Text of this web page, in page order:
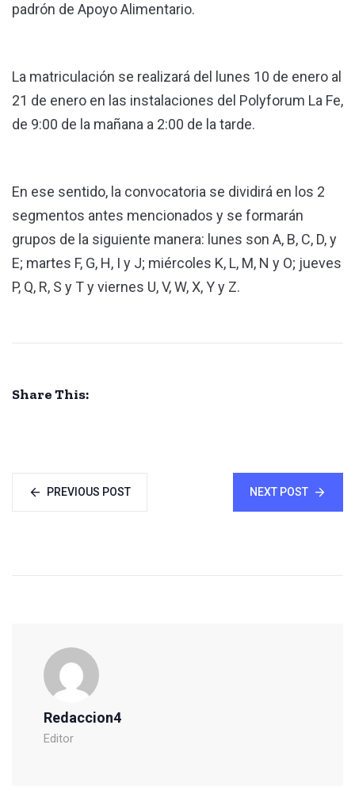
padrón de Apoyo Alimentario.
La matriculación se realizará del lunes 10 de enero al
21 de enero en las instalaciones del Polyforum La Fe,
de 9:00 de la mañana a 2:00 de la tarde.
En ese sentido, la convocatoria se dividirá en los 2
segmentos antes mencionados y se formarán
grupos de la siguiente manera: lunes son A, B, C, D, y
E; martes F, G, H, I y J; miércoles K, L, M, N y O; jueves
P, Q, R, S y T y viernes U, V, W, X, Y y Z.
Share This:
PREVIOUS POST NEXT POST
Redaccion4
Editor